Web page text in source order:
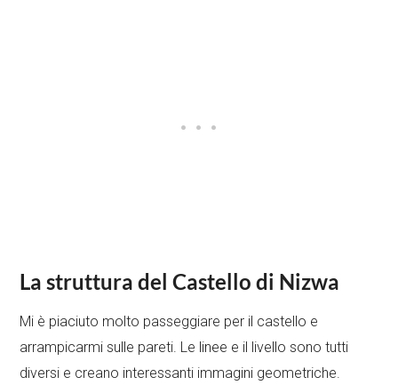
La struttura del Castello di Nizwa
Mi è piaciuto molto passeggiare per il castello e
arrampicarmi sulle pareti. Le linee e il livello sono tutti
diversi e creano interessanti immagini geometriche.